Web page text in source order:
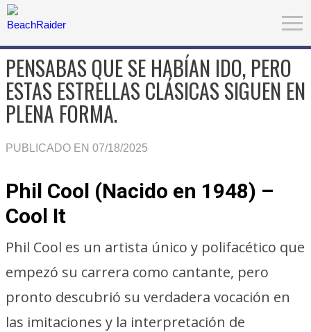
PENSABAS QUE SE HABÍAN IDO, PERO
ESTAS ESTRELLAS CLÁSICAS SIGUEN EN
PLENA FORMA.
PUBLICADO EN 07/18/2025
Phil Cool (Nacido en 1948) –
Cool It
Phil Cool es un artista único y polifacético que
empezó su carrera como cantante, pero
pronto descubrió su verdadera vocación en
las imitaciones y la interpretación de